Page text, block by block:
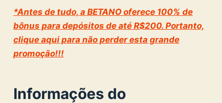
*Antes de tudo, a BETANO oferece 100% de
bônus para depósitos de até R$200. Portanto,
clique aqui para não perder esta grande
promoção!!!
Informações do